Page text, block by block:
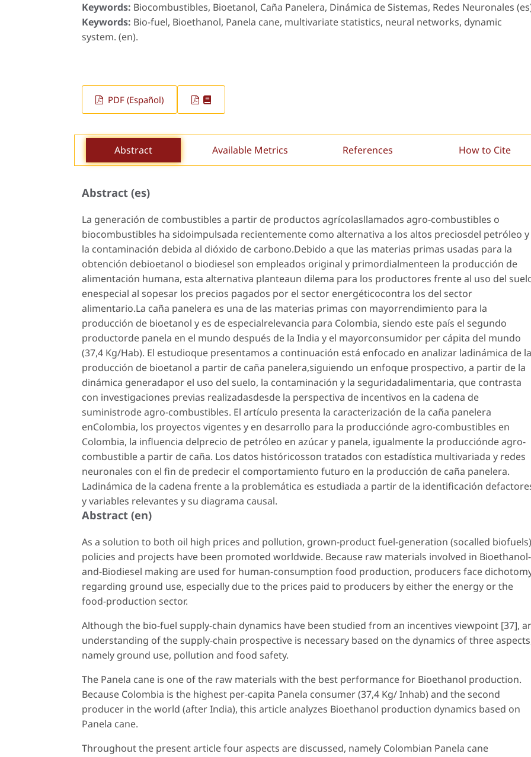
Keywords: Biocombustibles, Bioetanol, Caña Panelera, Dinámica de Sistemas, Redes Neuronales
Keywords: Bio-fuel, Bioethanol, Panela cane, multivariate statistics, neural networks, dynamic
system. (en).
PDF (Español)
Abstract Available Metrics References How to Cite
Abstract (es)
La generación de combustibles a partir de productos agrícolasllamados agro-combustibles o
biocombustibles ha sidoimpulsada recientemente como alternativa a los altos preciosdel petróleo y
la contaminación debida al dióxido de carbono.Debido a que las materias primas usadas para la
obtención debioetanol o biodiesel son empleados original y primordialmenteen la producción de
alimentación humana, esta alternativa planteaun dilema para los productores frente al uso del
enespecial al sopesar los precios pagados por el sector energéticocontra los del sector
alimentario.La caña panelera es una de las materias primas con mayorrendimiento para la
producción de bioetanol y es de especialrelevancia para Colombia, siendo este país el segundo
productorde panela en el mundo después de la India y el mayorconsumidor per cápita del mundo
(37,4 Kg/Hab). El estudioque presentamos a continuación está enfocado en analizar ladinámica de la
producción de bioetanol a partir de caña panelera,siguiendo un enfoque prospectivo, a partir de la
dinámica generadapor el uso del suelo, la contaminación y la seguridadalimentaria, que contrasta
con investigaciones previas realizadasdesde la perspectiva de incentivos en la cadena de
suministrode agro-combustibles. El artículo presenta la caracterización de la caña panelera
enColombia, los proyectos vigentes y en desarrollo para la producciónde agro-combustibles en
Colombia, la influencia delprecio de petróleo en azúcar y panela, igualmente la producciónde agro-
combustible a partir de caña. Los datos históricosson tratados con estadística multivariada y redes
neuronales con el fin de predecir el comportamiento futuro en la producción de caña panelera.
Ladinámica de la cadena frente a la problemática es estudiada a partir de la identificación
y variables relevantes y su diagrama causal.
Abstract (en)
As a solution to both oil high prices and pollution, grown-product fuel-generation (socalled biofuels)
policies and projects have been promoted worldwide. Because raw materials involved in Bioethanol-
and-Biodiesel making are used for human-consumption food production, producers face
regarding ground use, especially due to the prices paid to producers by either the energy or the
food-production sector.
Although the bio-fuel supply-chain dynamics have been studied from an incentives viewpoint [37],
understanding of the supply-chain prospective is necessary based on the dynamics of three
namely ground use, pollution and food safety.
The Panela cane is one of the raw materials with the best performance for Bioethanol production.
Because Colombia is the highest per-capita Panela consumer (37,4 Kg/ Inhab) and the second
producer in the world (after India), this article analyzes Bioethanol production dynamics based on
Panela cane.
Throughout the present article four aspects are discussed, namely Colombian Panela cane